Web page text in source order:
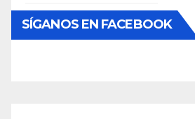
SÍGANOS EN FACEBOOK